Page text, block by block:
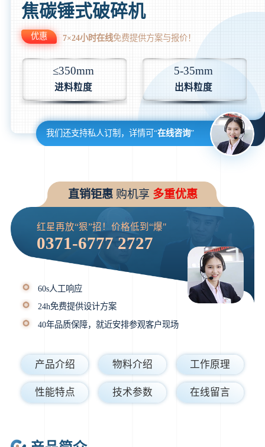
焦碳锤式破碎机
优惠 7×24小时在线免费提供方案与报价！
≤350mm
进料粒度
5-35mm
出料粒度
我们还支持私人订制，详情可“在线咨询”
直销钜惠购机享 多重优惠
红星再放“狠”招！价格低到“爆"
0371-6777 2727
60s人工响应
24h免费提供设计方案
40年品质保障，就近安排参观客户现场
产品介绍 物料介绍 工作原理
性能特点 技术参数 在线留言